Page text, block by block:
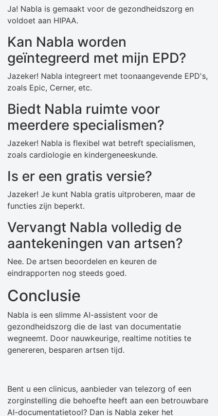
Ja! Nabla is gemaakt voor de gezondheidszorg en
voldoet aan HIPAA.
Kan Nabla worden
geïntegreerd met mijn EPD?
Jazeker! Nabla integreert met toonaangevende EPD's,
zoals Epic, Cerner, etc.
Biedt Nabla ruimte voor
meerdere specialismen?
Jazeker! Nabla is flexibel wat betreft specialismen,
zoals cardiologie en kindergeneeskunde.
Is er een gratis versie?
Jazeker! Je kunt Nabla gratis uitproberen, maar de
functies zijn beperkt.
Vervangt Nabla volledig de
aantekeningen van artsen?
Nee. De artsen beoordelen en keuren de
eindrapporten nog steeds goed.
Conclusie
Nabla is een slimme AI-assistent voor de
gezondheidszorg die de last van documentatie
wegneemt. Door nauwkeurige, realtime notities te
genereren, besparen artsen tijd.
Bent u een clinicus, aanbieder van telezorg of een
zorginstelling die behoefte heeft aan een betrouwbare
AI-documentatietool? Dan is Nabla zeker het